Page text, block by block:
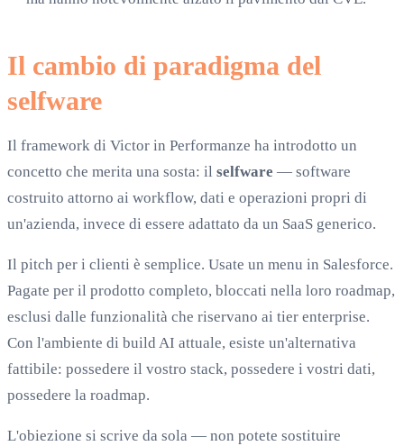
Il cambio di paradigma del
selfware
Il framework di Victor in Performanze ha introdotto un
concetto che merita una sosta: il selfware — software
costruito attorno ai workflow, dati e operazioni propri di
un'azienda, invece di essere adattato da un SaaS generico.
Il pitch per i clienti è semplice. Usate un menu in Salesforce.
Pagate per il prodotto completo, bloccati nella loro roadmap,
esclusi dalle funzionalità che riservano ai tier enterprise.
Con l'ambiente di build AI attuale, esiste un'alternativa
fattibile: possedere il vostro stack, possedere i vostri dati,
possedere la roadmap.
L'obiezione si scrive da sola — non potete sostituire